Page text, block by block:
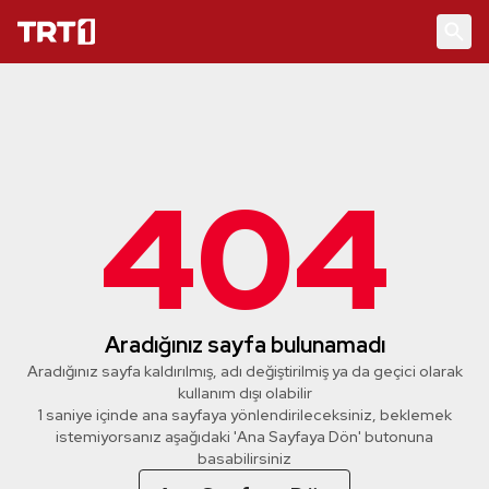
404
Aradığınız sayfa bulunamadı
Aradığınız sayfa kaldırılmış, adı değiştirilmiş ya da geçici olarak
kullanım dışı olabilir
1 saniye içinde ana sayfaya yönlendirileceksiniz, beklemek
istemiyorsanız aşağıdaki 'Ana Sayfaya Dön' butonuna
basabilirsiniz